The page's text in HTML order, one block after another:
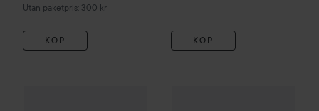
Utan paketpris: 300 kr
KÖP KÖP